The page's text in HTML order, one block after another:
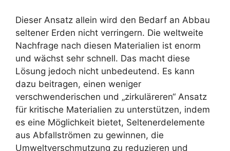
Dieser Ansatz allein wird den Bedarf an Abbau
seltener Erden nicht verringern. Die weltweite
Nachfrage nach diesen Materialien ist enorm
und wächst sehr schnell. Das macht diese
Lösung jedoch nicht unbedeutend. Es kann
dazu beitragen, einen weniger
verschwenderischen und „zirkuläreren“ Ansatz
für kritische Materialien zu unterstützen, indem
es eine Möglichkeit bietet, Seltenerdelemente
aus Abfallströmen zu gewinnen, die
Umweltverschmutzung zu reduzieren und